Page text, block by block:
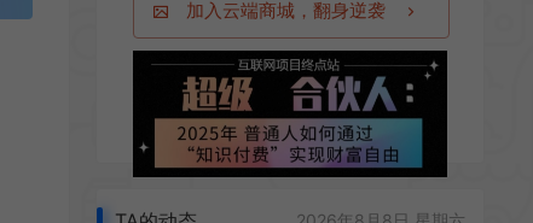
加入云端商城，翻身逆袭